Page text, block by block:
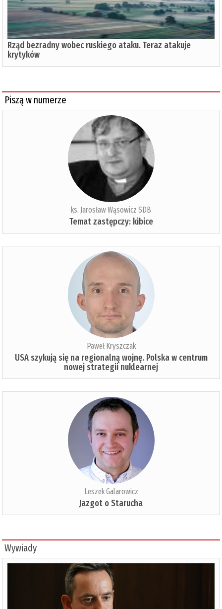
Rząd bezradny wobec ruskiego ataku. Teraz atakuje
krytyków
Piszą w numerze
ks. Jarosław Wąsowicz SDB
Temat zastępczy: kibice
Paweł Kryszczak
USA szykują się na regionalną wojnę. Polska w centrum
nowej strategii nuklearnej
Leszek Galarowicz
Jazgot o Starucha
Wywiady